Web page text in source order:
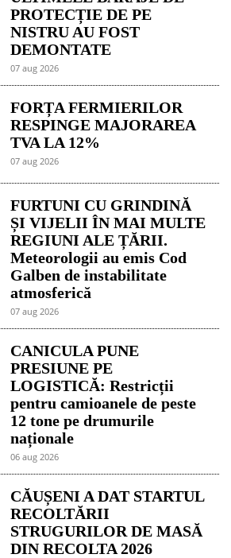
PROTECȚIE DE PE
NISTRU AU FOST
DEMONTATE
07 aug 2026
FORȚA FERMIERILOR
RESPINGE MAJORAREA
TVA LA 12%
07 aug 2026
FURTUNI CU GRINDINĂ
ȘI VIJELII ÎN MAI MULTE
REGIUNI ALE ȚĂRII.
Meteorologii au emis Cod
Galben de instabilitate
atmosferică
07 aug 2026
CANICULA PUNE
PRESIUNE PE
LOGISTICĂ: Restricții
pentru camioanele de peste
12 tone pe drumurile
naționale
06 aug 2026
CĂUȘENI A DAT STARTUL
RECOLTĂRII
STRUGURILOR DE MASĂ
DIN RECOLTA 2026